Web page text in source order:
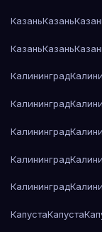
КазаньКазань
КазаньКазань
Калининград
Калининград
Калининград
Калининград
Калининград
КапустаКапуста